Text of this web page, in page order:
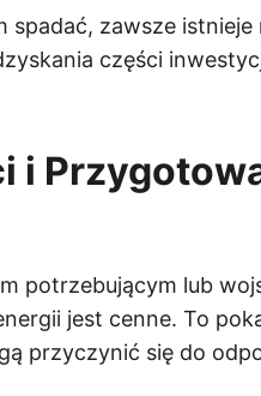
zawsze istnieje
części
i
potrzebującym lub
jest cenne. To
przyczynić się do